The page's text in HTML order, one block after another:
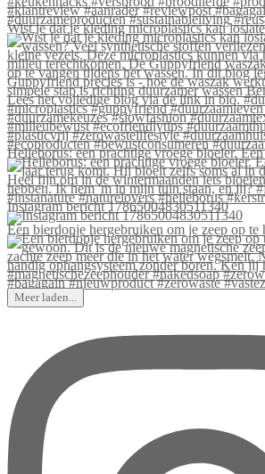
Wist je dat je kleding microplastics kan
Helleborus: een prachtige vroege bloeier.
Instagram bericht 17865004830511340
Een bierdopje hergebruiken om je zeep op te
Meer laden...